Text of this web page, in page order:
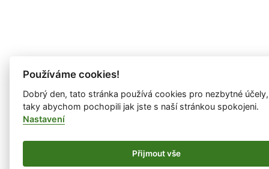
Používáme cookies!
Dobrý den, tato stránka používá cookies pro nezbytné
taky abychom pochopili jak jste s naší stránkou spokojeni.
Nastavení
Přijmout vše